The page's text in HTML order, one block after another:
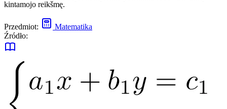
kintamojo reikšmę.
Przedmiot:
Matematika
Źródło: